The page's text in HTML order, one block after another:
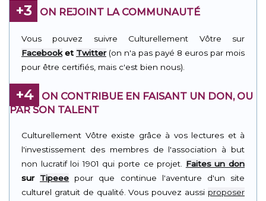
+3 ON REJOINT LA COMMUNAUTÉ
Vous pouvez suivre Culturellement Vôtre sur
Facebooket Twitter(on n'a pas payé 8 euros par mois
pour être certifiés, mais c'est bien nous).
+4
ON CONTRIBUE EN FAISANT UN DON, OU
PAR SON TALENT
Culturellement Vôtre existe grâce à vos lectures et à
l'investissement des membres de l'association à but
non lucratif loi 1901 qui porte ce projet. Faites un don
sur Tipeee pour que continue l'aventure d'un site
culturel gratuit de qualité. Vous pouvez aussi proposer